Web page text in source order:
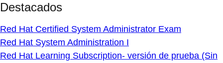
Destacados
Red Hat Certified System Administrator Exam
Red Hat System Administration I
Red Hat Learning Subscription- versión de prueba (Sin